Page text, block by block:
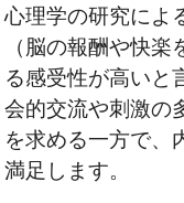
心理学の研究によ
（脳の報酬や快
る感受性が高いと
会的交流や刺激の
を求める一方で、
満足します。